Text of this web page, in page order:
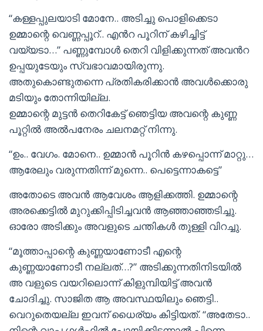
“കള്ളപ്പുലയാടി മോനേ.. അടിച്ചു പൊളിക്കെടാ
ഉമ്മാന്റെ വെണ്ണപ്പൂറ്.. എൻറ പൂറിന് കഴിച്ചിട്ട്
വയ്യടാ…” പണ്ണുമ്പോൾ തെറി വിളിക്കുന്നത് അവൻറ
ഉപ്പയുടേയും സ്വഭാവമായിരുന്നു.
അതുകൊണ്ടുതന്നെ പ്രതികരിക്കാൻ അവൾക്കൊരു
മടിയും തോന്നിയില്ല.
ഉമ്മാന്റെ മുട്ടൻ തെറികേട്ട് ഞെട്ടിയ അവന്റെ കുണ്ണ
പൂറ്റിൽ അൽപനേരം ചലനമറ്റ് നിന്നു.
“ഉം.. വേഗം. മോനെ.. ഉമ്മാൻ പൂറിൻ കഴപ്പൊന്ന് മാറ്റു…
ആരേലും വരുന്നതിന്ന് മുന്നെ.. പെട്ടെന്നാകട്ടെ”
അതോടെ അവൻ ആവേശം ആളിക്കത്തി. ഉമ്മാന്റെ
അരക്കെട്ടിൽ മുറുക്കിപ്പിടിച്ചവൻ ആഞ്ഞാഞ്ഞടിച്ചു.
ഓരോ അടിക്കും അവളുടെ ചന്തികൾ തുള്ളി വിറച്ചു.
“മൂത്താപ്പാന്റെ കുണ്ണയാണോടീ എന്റെ
കുണ്ണയാണോടീ നല്ലത്…?” അടിക്കുന്നതിനിടയിൽ
അ വളുടെ വയറിലൊന്ന് കിളുമ്പിയിട്ട് അവൻ
ചോദിച്ചു. സാജിത ആ അവസ്ഥയിലും ഞെട്ടി..
വെറുതെയല്ല ഇവന് ധൈര്യം കിട്ടിയത്. “അതേടാ..